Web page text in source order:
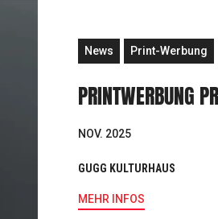
News Print-Werbung
PRINTWERBUNG
NOV. 2025
GUGG KULTURHAUS
MEHR INFOS